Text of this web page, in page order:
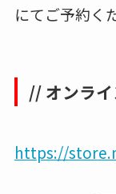
にてご予約く
// オンラ
https://